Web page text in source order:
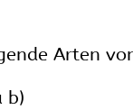
Arten
b)